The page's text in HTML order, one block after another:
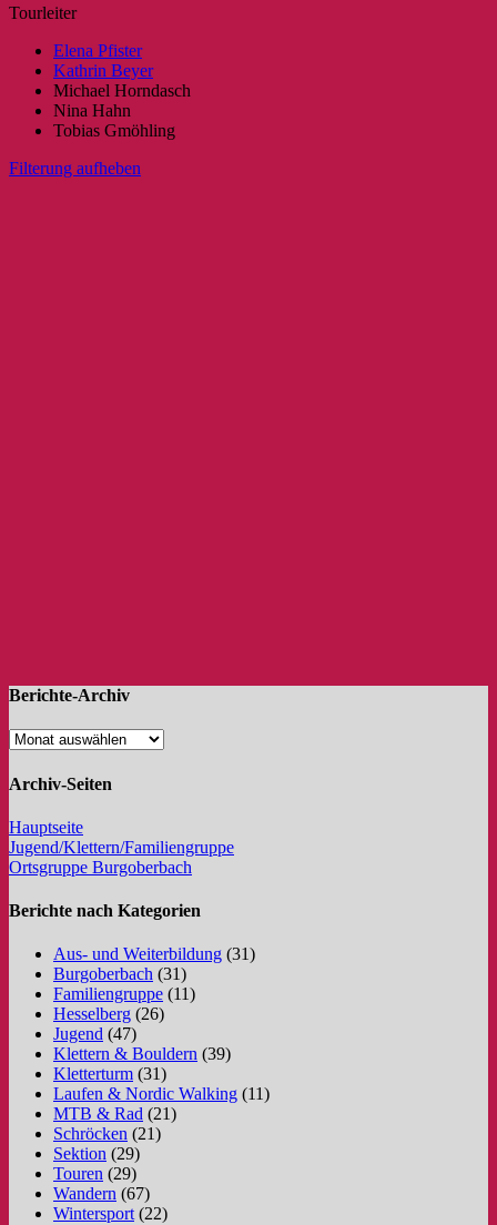
Tourleiter
Elena Pfister
Kathrin Beyer
Michael Horndasch
Nina Hahn
Tobias Gmöhling
Filterung aufheben
Berichte-Archiv
Archiv-Seiten
Hauptseite
Jugend/Klettern/Familiengruppe
Ortsgruppe Burgoberbach
Berichte nach Kategorien
Aus- und Weiterbildung (31)
Burgoberbach (31)
Familiengruppe (11)
Hesselberg (26)
Jugend (47)
Klettern & Bouldern (39)
Kletterturm (31)
Laufen & Nordic Walking (11)
MTB & Rad (21)
Schröcken (21)
Sektion (29)
Touren (29)
Wandern (67)
Wintersport(22)